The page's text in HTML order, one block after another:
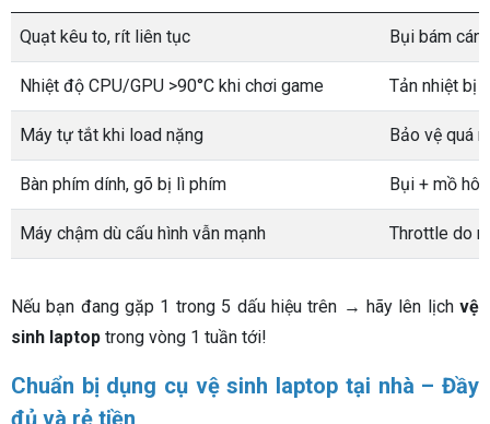
Quạt kêu to, rít liên tục Bụi bám
Nhiệt độ CPU/GPU >90°C khi chơi game Tản nhiệt bị
Máy tự tắt khi load nặng Bảo vệ quá
Bàn phím dính, gõ bị lì phím Bụi + mồ
Máy chậm dù cấu hình vẫn mạnh Throttle do
Nếu bạn đang gặp 1 trong 5 dấu hiệu trên → hãy lên lịch vệ
sinh laptop trong vòng 1 tuần tới!
Chuẩn bị dụng cụ vệ sinh laptop tại nhà – Đầy